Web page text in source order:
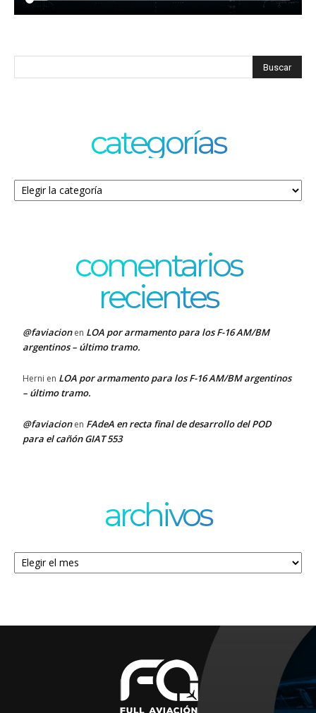
categorías
Categorías
comentarios
recientes
@faviacionen LOA por armamento para los F-16 AM/BM
argentinos – último tramo.
Herni en LOA por armamento para los F-16 AM/BM argentinos
– último tramo.
@faviacionen FAdeA en recta final de desarrollo del POD
para el cañón GIAT 553
archivos
Archivos